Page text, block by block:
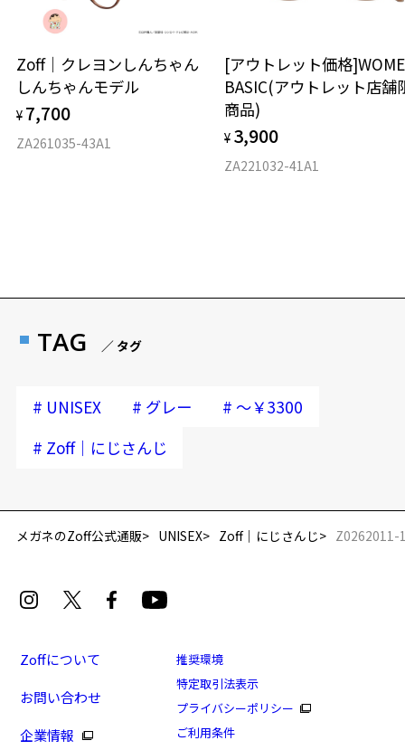
ナイロン 30%
(リサイクルPET由来のポ リエステルを使用しています)
Zoff｜にじさんじ 特設ページをみる
※柄や色味の出方に個体差があり、画像と異なる場合がございます。
商品に関する注意事項
・画像は開発中のものにつき、実際の仕様とは若干異なる場合があり
・当商品は各種割引クーポン、キャンペーンの対象外です。
さい。
＜お支払い方法について＞
・予約期間中にご予約のお客様は、2026年9月に有効期限が切れるク
でご注意ください。
す。
なお、決済与信チェック(オーソリ)時にエラーとなった場合はシステム
の関係上、弊社にてカード情報の更新や他のクレジットカードに変更
をすることができないため、発送可能な【宅急便 e コレクト(代金引
換)】で発送させていただきます。予めご了承ください。
日または発送日より１年間修理又は交換させて頂
きます。
※保証期間内に交換が行われた場合、保証期間は初期の期間から
延長されません。
安心2 視力測定無料
視力の変化を早めに発見するために、定期的な視
グは、全国のZoff店舗にていつでも対応いたしま
Zoff｜クレヨンしんちゃん
しんちゃんモデル
¥ 7,700
ZA261035-43A1
[アウトレット価格
BASIC(アウトレット店舗
商品)
¥ 3,900
ZA221032-41A1
TAG ／ タグ
# UNISEX # グレー # ～￥3300
# Zoff｜にじさんじ
メガネのZoff公式通販 UNISEX Zoff｜にじさんじ Z0262011-
Zoffについて
お問い合わせ
企業情報
推奨環境
特定取引法表示
プライバシーポリシー
ご利用条件